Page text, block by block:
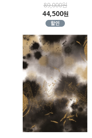
89,000원
44,500원